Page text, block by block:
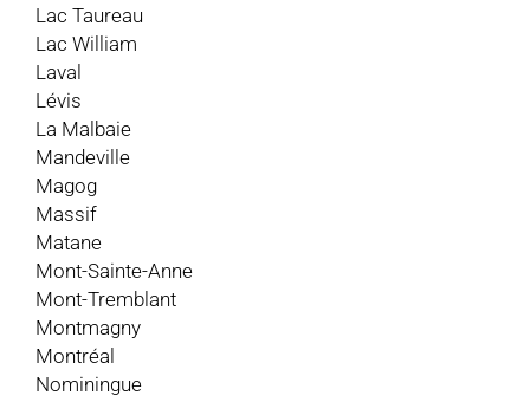
Lac Taureau
Lac William
Laval
Lévis
La Malbaie
Mandeville
Magog
Massif
Matane
Mont-Sainte-Anne
Mont-Tremblant
Montmagny
Montréal
Nominingue